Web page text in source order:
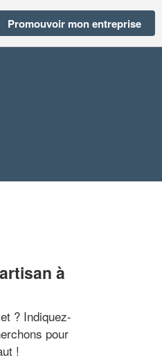
Promouvoir mon entreprise
à
? Indiquez-
pour
!